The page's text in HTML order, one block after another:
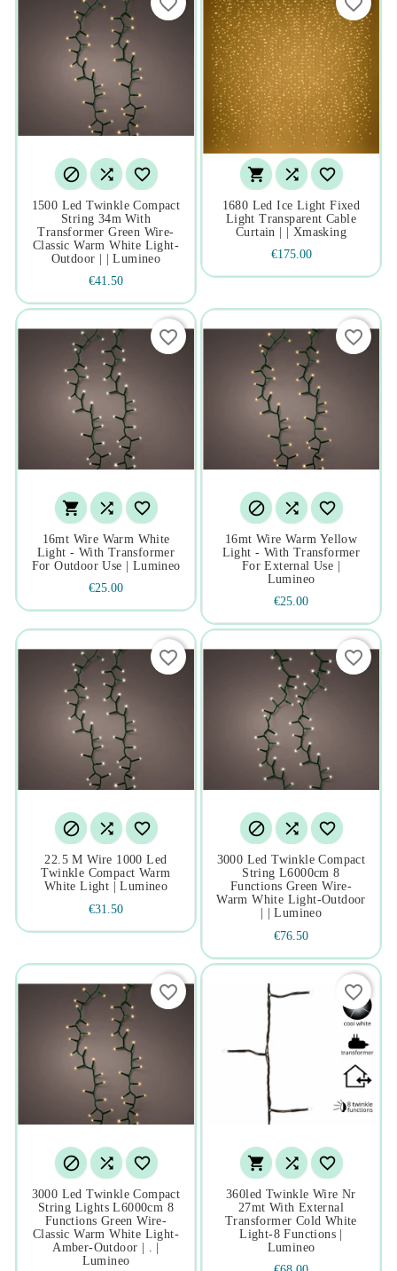
  
1500 Led Twinkle Compact
String 34m With
Transformer Green Wire-
Classic Warm White Light-
Outdoor | | Lumineo
€41.50
  
1680 Led Ice Light Fixed
Light Transparent Cable
Curtain | | Xmasking
€175.00
  
16mt Wire Warm White
Light - With Transformer
For Outdoor Use | Lumineo
€25.00
favorite_border
  
16mt Wire Warm Yellow
Light - With Transformer
For External Use |
Lumineo
€25.00
favorite_border
  
22.5 M Wire 1000 Led
Twinkle Compact Warm
White Light | Lumineo
€31.50
favorite_border
  
3000 Led Twinkle Compact
String L6000cm 8
Functions Green Wire-
Warm White Light-Outdoor
| | Lumineo
€76.50
favorite_border
  
3000 Led Twinkle Compact
String Lights L6000cm 8
Functions Green Wire-
Classic Warm White Light-
Amber-Outdoor | . |
Lumineo
favorite_border
  
360led Twinkle Wire Nr
27mt With External
Transformer Cold White
Light-8 Functions |
Lumineo
favorite_border